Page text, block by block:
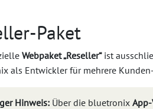
Paket
Webpaket „Reseller“ist
als Entwickler für mehrere
Hinweis: Über die bluetronix